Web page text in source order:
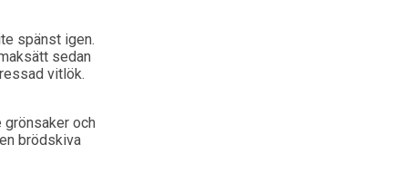
spänst igen.
sedan
vitlök.
och
brödskiva